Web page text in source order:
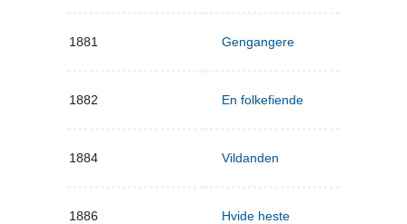
1881 Gengangere
1882 En folkefiende
1884 Vildanden
1886 Hvide heste